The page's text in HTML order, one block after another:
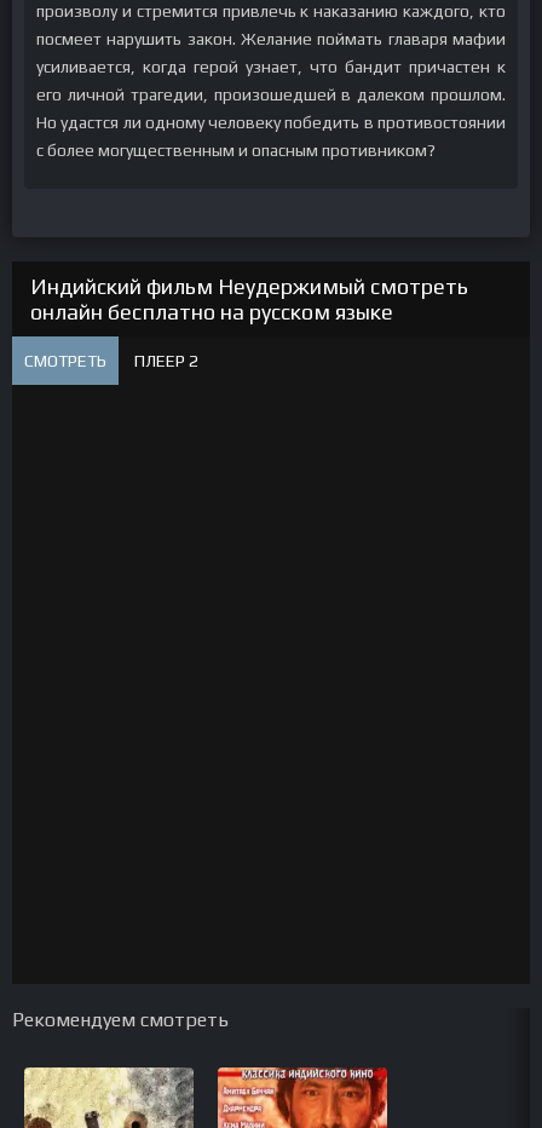
произволу и стремится привлечь к наказанию каждого, кто
посмеет нарушить закон. Желание поймать главаря мафии
усиливается, когда герой узнает, что бандит причастен к
его личной трагедии, произошедшей в далеком прошлом.
Но удастся ли одному человеку победить в противостоянии
с более могущественным и опасным противником?
Индийский фильм Неудержимый смотреть
онлайн бесплатно на русском языке
СМОТРЕТЬ ПЛЕЕР 2
Рекомендуем смотреть